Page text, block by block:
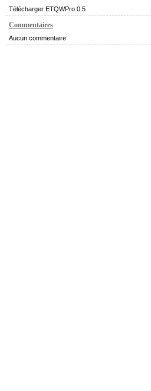
Télécharger ETQWPro 0.5
Commentaires
Aucun commentaire